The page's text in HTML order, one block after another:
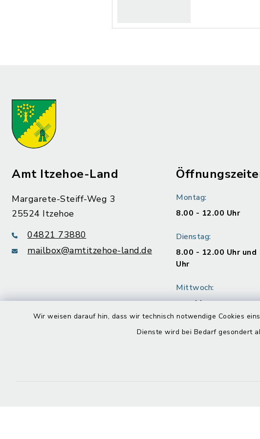
Wir weisen darauf hin, dass wir technisch notwendige Cookies
Dienste wird bei Bedarf gesondert
Amt Itzehoe-Land
Margarete-Steiff-Weg 3
25524 Itzehoe
04821 73880
mailbox@amtitzehoe-land.de
Montag:
8.00 - 12.00 Uhr
Dienstag:
8.00 - 12.00 Uhr
Uhr
Mittwoch:
geschlossen
Donnerstag: